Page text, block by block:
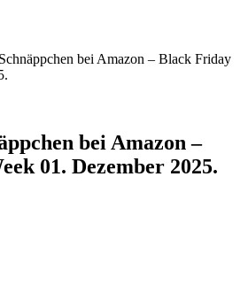
bei Amazon – Black Friday
bei Amazon –
01. Dezember 2025.